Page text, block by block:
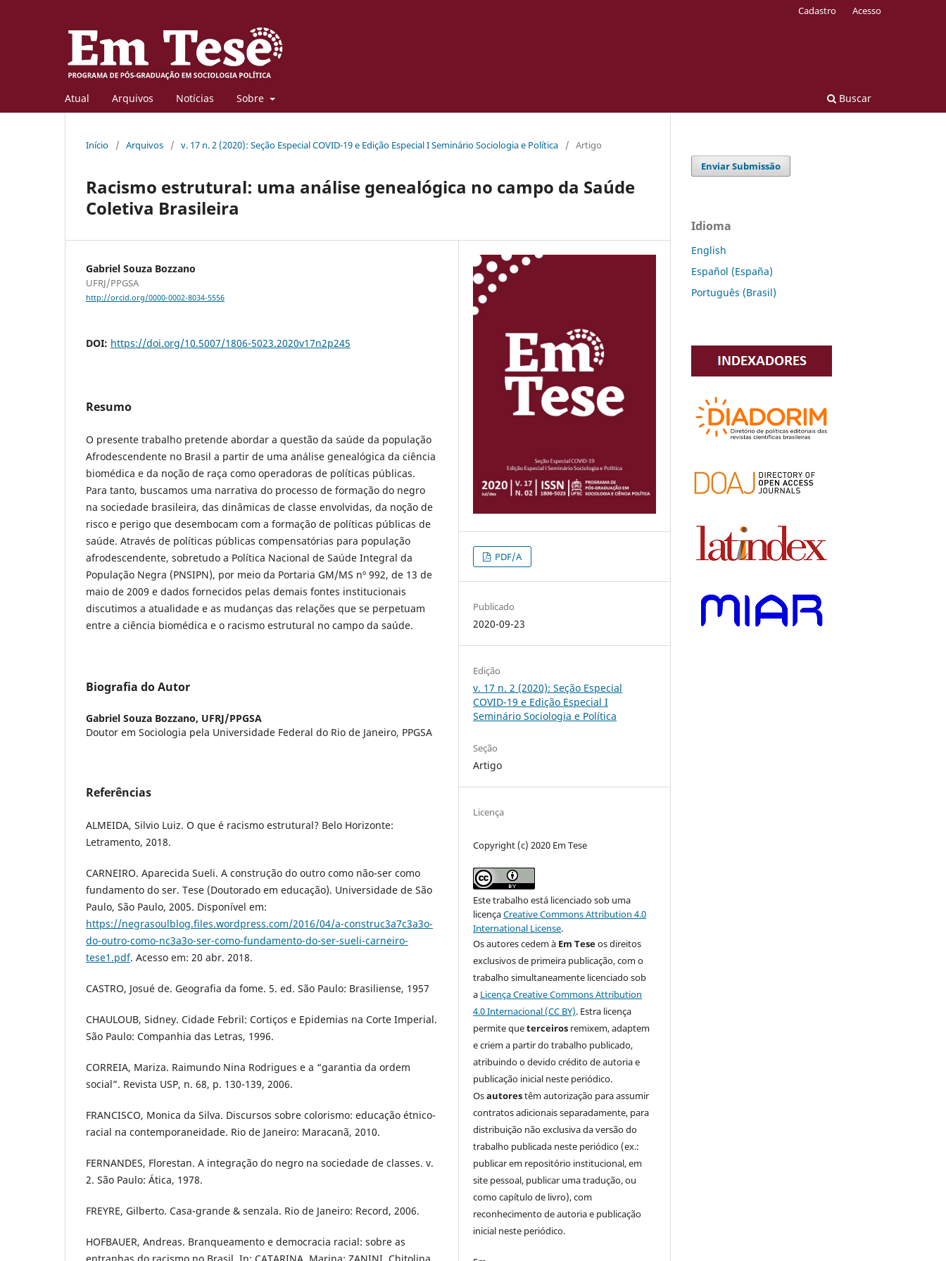
Atual Arquivos Notícias Sobre Buscar
Cadastro Acesso
Início / Arquivos / v. 17 n. 2 (2020): Seção Especial COVID-19 e Edição Especial I Seminário Sociologia e Política / Artigo
Racismo estrutural: uma análise genealógica no campo da Saúde
Coletiva Brasileira
Gabriel Souza Bozzano
UFRJ/PPGSA
http://orcid.org/0000-0002-8034-5556
DOI: https://doi.org/10.5007/1806-5023.2020v17n2p245
Resumo
O presente trabalho pretende abordar a questão da saúde da população
Afrodescendente no Brasil a partir de uma análise genealógica da ciência
biomédica e da noção de raça como operadoras de políticas públicas.
Para tanto, buscamos uma narrativa do processo de formação do negro
na sociedade brasileira, das dinâmicas de classe envolvidas, da noção de
risco e perigo que desembocam com a formação de políticas públicas de
saúde. Através de políticas públicas compensatórias para população
afrodescendente, sobretudo a Política Nacional de Saúde Integral da
População Negra (PNSIPN), por meio da Portaria GM/MS nº 992, de 13 de
maio de 2009 e dados fornecidos pelas demais fontes institucionais
discutimos a atualidade e as mudanças das relações que se perpetuam
entre a ciência biomédica e o racismo estrutural no campo da saúde.
Biografia do Autor
Gabriel Souza Bozzano, UFRJ/PPGSA
Doutor em Sociologia pela Universidade Federal do Rio de Janeiro, PPGSA
Referências
ALMEIDA, Silvio Luiz. O que é racismo estrutural? Belo Horizonte:
Letramento, 2018.
CARNEIRO. Aparecida Sueli. A construção do outro como não-ser como
fundamento do ser. Tese (Doutorado em educação). Universidade de São
Paulo, São Paulo, 2005. Disponível em:
https://negrasoulblog.files.wordpress.com/2016/04/a-construc3a7c3a3o-
do-outro-como-nc3a3o-ser-como-fundamento-do-ser-sueli-carneiro-
tese1.pdf. Acesso em: 20 abr. 2018.
CASTRO, Josué de. Geografia da fome. 5. ed. São Paulo: Brasiliense, 1957
CHAULOUB, Sidney. Cidade Febril: Cortiços e Epidemias na Corte Imperial.
São Paulo: Companhia das Letras, 1996.
CORREIA, Mariza. Raimundo Nina Rodrigues e a “garantia da ordem
social”. Revista USP, n. 68, p. 130-139, 2006.
FRANCISCO, Monica da Silva. Discursos sobre colorismo: educação étnico-
racial na contemporaneidade. Rio de Janeiro: Maracanã, 2010.
FERNANDES, Florestan. A integração do negro na sociedade de classes. v.
2. São Paulo: Ática, 1978.
FREYRE, Gilberto. Casa-grande & senzala. Rio de Janeiro: Record, 2006.
HOFBAUER, Andreas. Branqueamento e democracia racial: sobre as
PDF/A
Publicado
2020-09-23
Edição
v. 17 n. 2 (2020): Seção Especial
COVID-19 e Edição Especial I
Seminário Sociologia e Política
Seção
Artigo
Licença
Copyright (c) 2020 Em Tese
Este trabalho está licenciado sob uma
licençaCreative Commons Attribution 4.0
International License.
Os autores cedem à Em Teseos direitos
exclusivos de primeira publicação, com o
trabalho simultaneamente licenciado sob
a Licença Creative Commons Attribution
4.0 Internacional (CC BY). Estra licença
permite queterceiros remixem, adaptem
e criem a partir do trabalho publicado,
atribuindo o devido crédito de autoria e
publicação inicial neste periódico.
Osautorestêm autorização para assumir
contratos adicionais separadamente, para
distribuição não exclusiva da versão do
trabalho publicada neste periódico (ex.:
publicar em repositório institucional, em
site pessoal, publicar uma tradução, ou
como capítulo de livro), com
reconhecimento de autoria e publicação
inicial neste periódico.
Enviar Submissão
Idioma
English
Español (España)
Português (Brasil)